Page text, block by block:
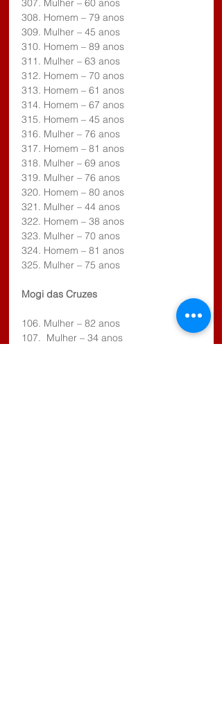
307. Mulher – 60 anos
308. Homem – 79 anos
309. Mulher – 45 anos
310. Homem – 89 anos
311. Mulher – 63 anos
312. Homem – 70 anos
313. Homem – 61 anos
314. Homem – 67 anos
315. Homem – 45 anos
316. Mulher – 76 anos
317. Homem – 81 anos
318. Mulher – 69 anos
319. Mulher – 76 anos
320. Homem – 80 anos
321. Mulher – 44 anos
322. Homem – 38 anos
323. Mulher – 70 anos
324. Homem – 81 anos
325. Mulher – 75 anos
Mogi das Cruzes
106. Mulher – 82 anos
107.  Mulher – 34 anos